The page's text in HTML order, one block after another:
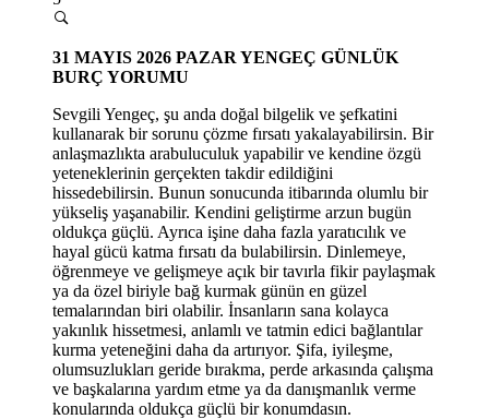
31 MAYIS 2026 PAZAR YENGEÇ GÜNLÜK
BURÇ YORUMU
Sevgili Yengeç, şu anda doğal bilgelik ve şefkatini
kullanarak bir sorunu çözme fırsatı yakalayabilirsin. Bir
anlaşmazlıkta arabuluculuk yapabilir ve kendine özgü
yeteneklerinin gerçekten takdir edildiğini
hissedebilirsin. Bunun sonucunda itibarında olumlu bir
yükseliş yaşanabilir. Kendini geliştirme arzun bugün
oldukça güçlü. Ayrıca işine daha fazla yaratıcılık ve
hayal gücü katma fırsatı da bulabilirsin. Dinlemeye,
öğrenmeye ve gelişmeye açık bir tavırla fikir paylaşmak
ya da özel biriyle bağ kurmak günün en güzel
temalarından biri olabilir. İnsanların sana kolayca
yakınlık hissetmesi, anlamlı ve tatmin edici bağlantılar
kurma yeteneğini daha da artırıyor. Şifa, iyileşme,
olumsuzlukları geride bırakma, perde arkasında çalışma
ve başkalarına yardım etme ya da danışmanlık verme
konularında oldukça güçlü bir konumdasın.